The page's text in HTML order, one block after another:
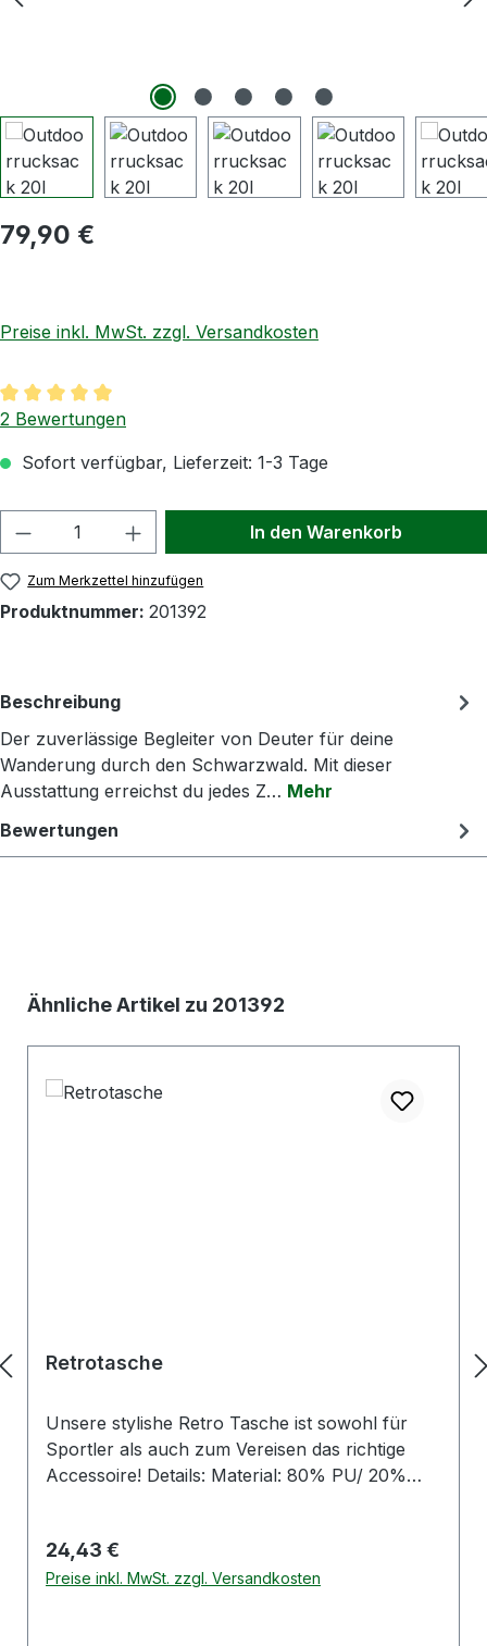
Regulärer Preis:
79,90 €
Preise inkl. MwSt. zzgl. Versandkosten
Durchschnittliche Bewertung von 5 von 5 Sternen
2 Bewertungen
Sofort verfügbar, Lieferzeit: 1-3 Tage
Produkt Anzahl: Gib den gewünschten
In den Warenkorb
Zum Merkzettel hinzufügen
Produktnummer: 201392
Beschreibung
Der zuverlässige Begleiter von Deuter für deine
Wanderung durch den Schwarzwald. Mit dieser
Ausstattung erreichst du jedes Z… Mehr
Bewertungen
Produktgalerie überspringen
Ähnliche Artikel zu 201392
Retrotasche
Unsere stylishe Retro Tasche ist sowohl für
Sportler als auch zum Vereisen das richtige
Accessoire! Details: Material: 80% PU/ 20%
Hersteller:S.Punkt Marketing & Event
GmbHBöblinger Straße 7 – 970178 StuttgartE-
Regulärer Preis:
24,43 €
Preise inkl. MwSt. zzgl. Versandkosten